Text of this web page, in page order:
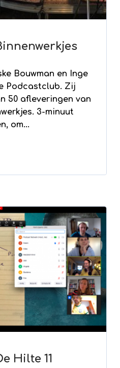
Bouwman en Inge
Podcastclub. Zij
50 afleveringen van
3-minuut
om...
Hilte 11